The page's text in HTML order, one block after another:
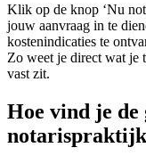
Klik op de knop ‘Nu
jouw aanvraag in te
kostenindicaties te
Zo weet je direct wat je
vast zit.
Hoe vind je de